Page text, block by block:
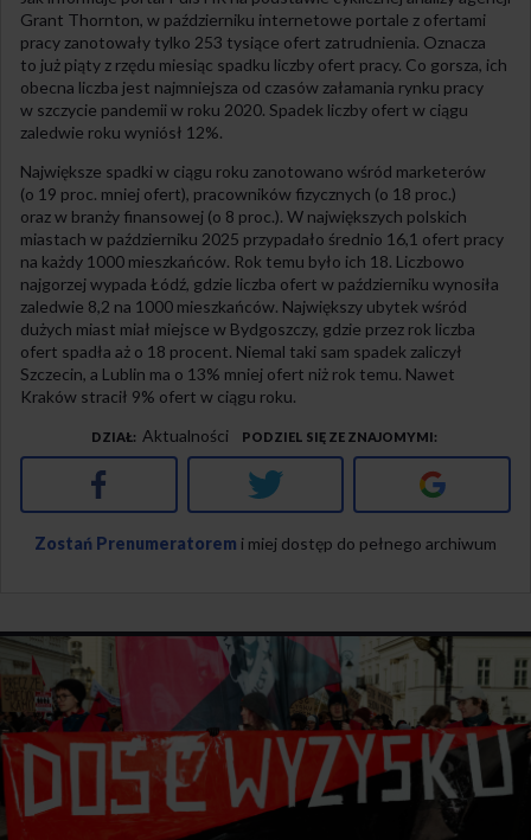
Grant Thornton, w październiku internetowe portale z ofertami
pracy zanotowały tylko 253 tysiące ofert zatrudnienia. Oznacza
to już piąty z rzędu miesiąc spadku liczby ofert pracy. Co gorsza, ich
obecna liczba jest najmniejsza od czasów załamania rynku pracy
w szczycie pandemii w roku 2020. Spadek liczby ofert w ciągu
zaledwie roku wyniósł 12%.
Największe spadki w ciągu roku zanotowano wśród marketerów
(o 19 proc. mniej ofert), pracowników fizycznych (o 18 proc.)
oraz w branży finansowej (o 8 proc.). W największych polskich
miastach w październiku 2025 przypadało średnio 16,1 ofert pracy
na każdy 1000 mieszkańców. Rok temu było ich 18. Liczbowo
najgorzej wypada Łódź, gdzie liczba ofert w październiku wynosiła
zaledwie 8,2 na 1000 mieszkańców. Największy ubytek wśród
dużych miast miał miejsce w Bydgoszczy, gdzie przez rok liczba
ofert spadła aż o 18 procent. Niemal taki sam spadek zaliczył
Szczecin, a Lublin ma o 13% mniej ofert niż rok temu. Nawet
Kraków stracił 9% ofert w ciągu roku.
DZIAŁ Aktualności PODZIEL SIĘ ZE ZNAJOMYMI
Facebook Twitter Google+
Zostań Prenumeratorem i miej dostęp do pełnego archiwum